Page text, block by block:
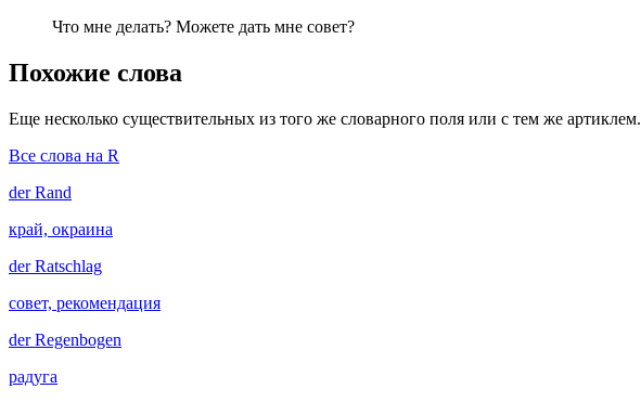
Что мне делать? Можете дать мне совет?
Похожие слова
Еще несколько существительных из того же словарного поля или с тем же артиклем.
Все слова на R
derRand
край, окраина
derRatschlag
совет, рекомендация
derRegenbogen
радуга